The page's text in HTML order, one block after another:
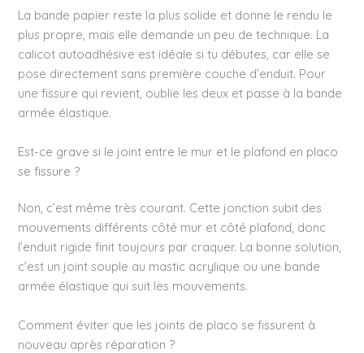
La bande papier reste la plus solide et donne le rendu le
plus propre, mais elle demande un peu de technique. La
calicot autoadhésive est idéale si tu débutes, car elle se
pose directement sans première couche d’enduit. Pour
une fissure qui revient, oublie les deux et passe à la bande
armée élastique.
Est-ce grave si le joint entre le mur et le plafond en placo
se fissure ?
Non, c’est même très courant. Cette jonction subit des
mouvements différents côté mur et côté plafond, donc
l’enduit rigide finit toujours par craquer. La bonne solution,
c’est un joint souple au mastic acrylique ou une bande
armée élastique qui suit les mouvements.
Comment éviter que les joints de placo se fissurent à
nouveau après réparation ?